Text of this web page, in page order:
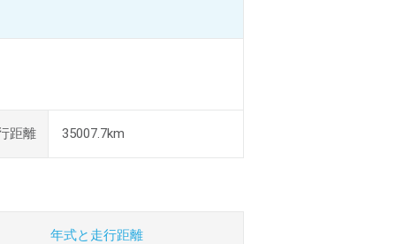
距離 35007.7km
年式と 走行距離